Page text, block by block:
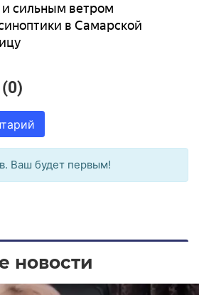
и сильным ветром
в Самарской
Ваш будет первым!
новости